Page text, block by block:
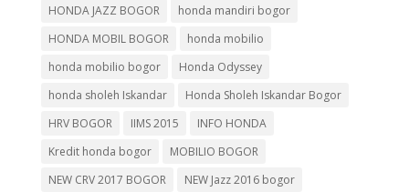
HONDA JAZZ BOGOR
honda mandiri bogor
HONDA MOBIL BOGOR
honda mobilio
honda mobilio bogor
Honda Odyssey
honda sholeh Iskandar
Honda Sholeh Iskandar Bogor
HRV BOGOR
IIMS 2015
INFO HONDA
Kredit honda bogor
MOBILIO BOGOR
NEW CRV 2017 BOGOR
NEW Jazz 2016 bogor